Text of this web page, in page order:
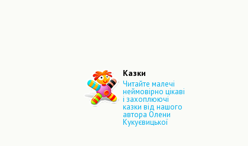
Казки
Читайте малечі
неймовірно цікаві
і захоплюючі
казки від нашого
автора Олени
Кукуєвицької